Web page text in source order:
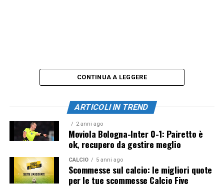
CONTINUA A LEGGERE
ARTICOLI IN TREND
2 anni ago
Moviola Bologna-Inter 0-1: Pairetto è
ok, recupero da gestire meglio
CALCIO 5 anni ago
Scommesse sul calcio: le migliori quote
per le tue scommesse Calcio Five